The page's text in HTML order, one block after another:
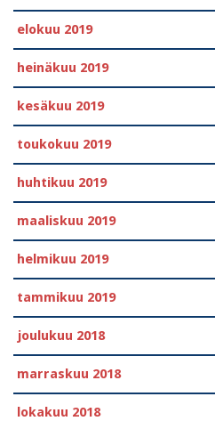
elokuu 2019
heinäkuu 2019
kesäkuu 2019
toukokuu 2019
huhtikuu 2019
maaliskuu 2019
helmikuu 2019
tammikuu 2019
joulukuu 2018
marraskuu 2018
lokakuu 2018